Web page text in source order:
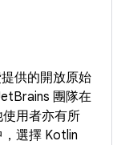
供的開放原始
團隊在
用者亦有所
選擇 Kotlin